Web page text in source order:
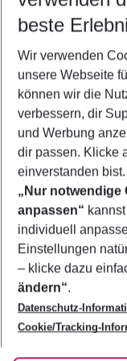
2 Erwachsene
Footer
Footer navigation
Über uns
AGB
Bestpreisgarantie
Cookie-
Cookie-Richtlinie
Agenturbetreuung
Barrierefreies Reisen
Folge uns
beste
Wir verwenden
unsere Webseite
können wir die
verbessern, dir
und Werbung
dir passen. Klicke
einverstanden
„Nur notwendige
anpassen“
individuell
Einstellungen
– klicke dazu
ändern“.
Datenschutz-
Cookie/Tracking-